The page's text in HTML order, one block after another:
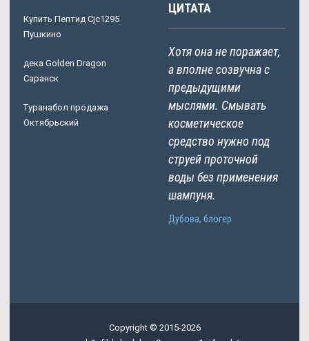
Купить Пептид Cjc1295
Пушкино
дека Golden Dragon
Саранск
Туранабол продажа
Октябрьский
ЦИТАТА
Хотя она не поражает,
а вполне созвучна с
предыдущими
мыслями. Смывать
косметическое
средство нужно под
струей проточной
воды без применения
шампуня.
Дубова, блогер
Copyright © 2015-2026